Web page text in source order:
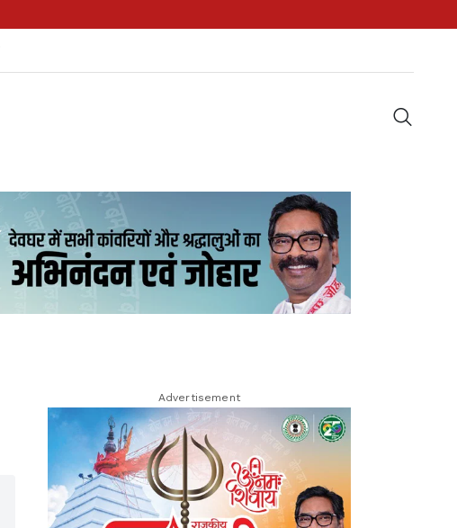
Advertisement